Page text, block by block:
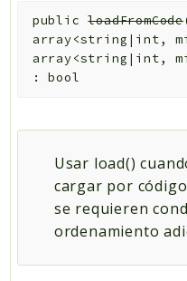
public loadFromCode
array<string|int,
array<string|int,
:bool
Usar load()
cargar por
se requieren
ordenamiento